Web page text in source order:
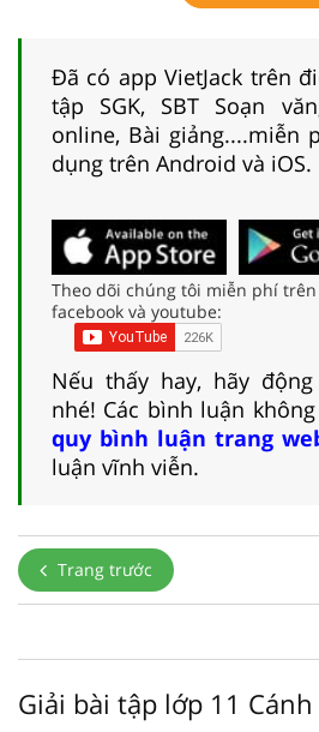
Đã có app VietJack trên
tập SGK, SBT Soạn
online, Bài giảng....miễn
dụng trên Android và iOS.
Theo dõi chúng tôi miễn phí
facebook và youtube:
Nếu thấy hay, hãy
nhé! Các bình luận
quy bình luận trang
luận vĩnh viễn.
Trang trước
Giải bài tập lớp 11